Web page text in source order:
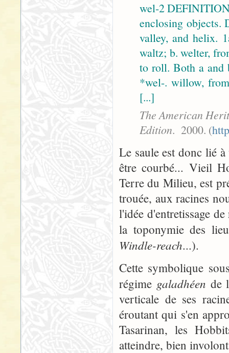
wel-2
enclosing objects.
valley, and helix.
waltz; b. welter,
to roll. Both a and
*wel-. willow,
[...]
The American
Edition. 2000. (
Le saule est donc lié
être courbé... Vieil
Terre du Milieu, est
trouée, aux racines
l'idée d'entretissage
la toponymie des
Windle-reach...).
Cette symbolique
régime galadhéen de
verticale de ses
éroutant qui s'en
Tasarinan, les
atteindre, bien